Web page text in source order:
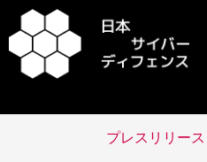
容
を
ッ
プレスリリース
投
稿
ナ
ビ
ー